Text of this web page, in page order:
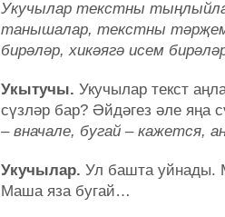
Укучылар текстны
танышалар, текстны
бирәләр, хикәягә исем
Укытучы. Укучылар текст
сүзләр бар? Әйдәгез әле яңа
– вначале, бугай – кажется,
Укучылар. Ул башта уйнады.
Маша яза бугай…